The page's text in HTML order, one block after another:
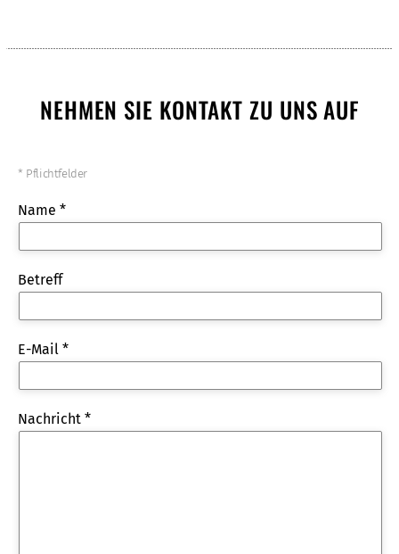
NEHMEN SIE KONTAKT ZU UNS AUF
Name *
Betreff
* Pflichtfelder
E-Mail *
Nachricht *